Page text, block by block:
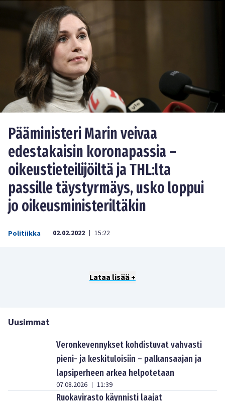
Pääministeri Marin veivaa
edestakaisin koronapassia –
oikeustieteilijöiltä ja THL:lta
passille täystyrmäys, usko loppui
jo oikeusministeriltäkin
Politiikka 02.02.2022 | 15:22
Lataa lisää +
Uusimmat
Veronkevennykset kohdistuvat vahvasti
pieni- ja keskituloisiin – palkansaajan ja
lapsiperheen arkea helpotetaan
07.08.2026 | 11:39
Ruokavirasto käynnisti laajat